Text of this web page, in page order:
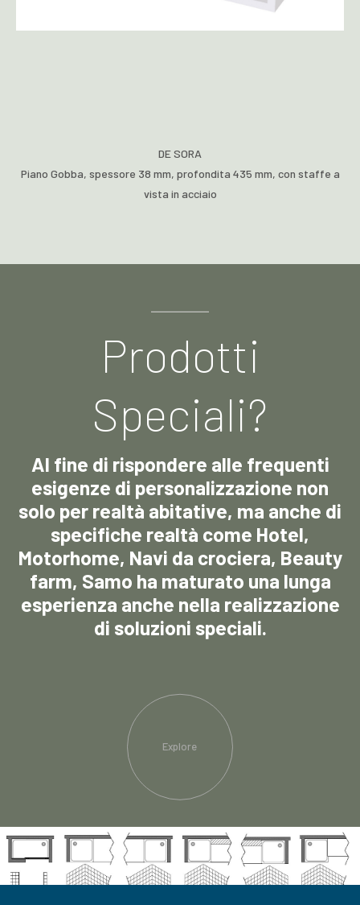
DE SORA
Piano Gobba, spessore 38 mm, profondita 435 mm, con staffe a
vista in acciaio
Prodotti
Speciali?
Al fine di rispondere alle frequenti
esigenze di personalizzazione non
solo per realtà abitative, ma anche di
specifiche realtà come Hotel,
Motorhome, Navi da crociera, Beauty
farm, Samo ha maturato una lunga
esperienza anche nella realizzazione
di soluzioni speciali.
Explore